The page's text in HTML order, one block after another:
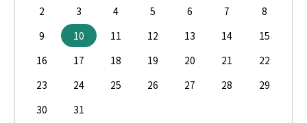
2
3 4 5 6 7
8
9
10 11 12 13 14
15
16
17 18 19 20 21
22
23
24 25 26 27 28
29
30
31